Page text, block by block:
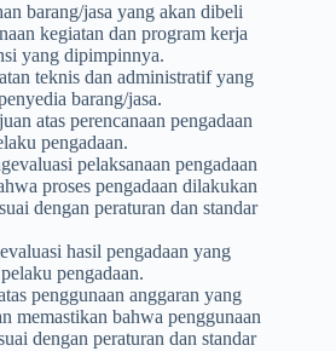
barang/jasa yang akan dibeli
kegiatan dan program kerja
yang dipimpinnya.
teknis dan administratif yang
barang/jasa.
atas perencanaan pengadaan
pengadaan.
pelaksanaan pengadaan
proses pengadaan dilakukan
dengan peraturan dan standar
hasil pengadaan yang
pengadaan.
penggunaan anggaran yang
memastikan bahwa penggunaan
dengan peraturan dan standar